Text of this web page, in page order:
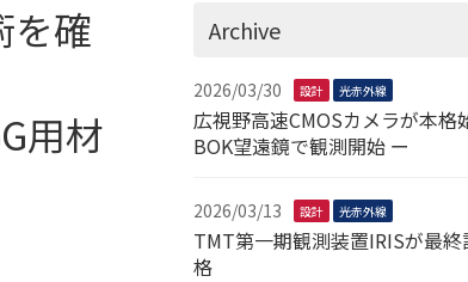
を確
用材
Archive
2026/03/30 設計 光赤外線
広視野高速CMOSカメラが本
BOK望遠鏡で観測開始 ー
2026/03/13 設計 光赤外線
TMT第一期観測装置IRISが最
格